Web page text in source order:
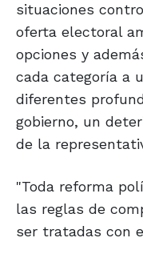
situaciones
oferta electoral
opciones y
cada categoría a
diferentes
gobierno, un
de la
"Toda reforma
las reglas de
ser tratadas con